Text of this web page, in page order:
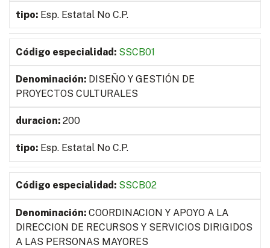
Esp. Estatal No C.P.
SSCB01
DISEÑO Y GESTIÓN DE
PROYECTOS CULTURALES
200
Esp. Estatal No C.P.
SSCB02
COORDINACION Y APOYO A LA
DIRECCION DE RECURSOS Y SERVICIOS DIRIGIDOS
A LAS PERSONAS MAYORES